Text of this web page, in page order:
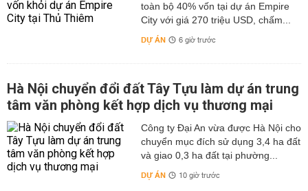
toàn bộ 40% vốn tại dự án Empire
City với giá 270 triệu USD, chấm...
DỰ ÁN 6 giờ trước
Hà Nội chuyển đổi đất Tây Tựu làm dự án trung
tâm văn phòng kết hợp dịch vụ thương mại
Công ty Đại An vừa được Hà Nội cho
chuyển mục đích sử dụng 3,4 ha đất
và giao 0,3 ha đất tại phường...
DỰ ÁN 10 giờ trước